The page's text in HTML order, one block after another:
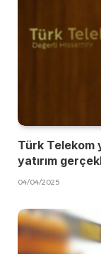
Türk Telekom
yatırım
04/04/2025